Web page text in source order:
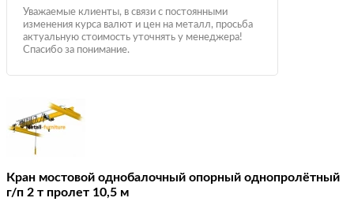
Уважаемые клиенты, в связи с постоянными
изменения курса валют и цен на металл, просьба
актуальную стоимость уточнять у менеджера!
Спасибо за понимание.
Кран мостовой однобалочный опорный однопролётный
г/п 2 т пролет 10,5 м